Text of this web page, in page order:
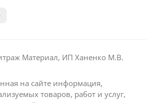
Материал, ИП Ханенко М.В.
на сайте информация,
товаров, работ и услуг,